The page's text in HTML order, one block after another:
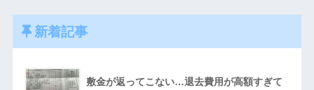
新着記事
敷金が返ってこない…退去費用が高額すぎて